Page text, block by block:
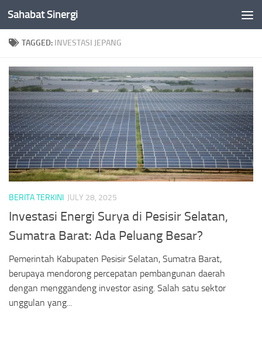
Skip to content
Sahabat Sinergi
TAGGED: INVESTASI JEPANG
BERITA TERKINI JULY 28, 2025
Investasi Energi Surya di Pesisir Selatan,
Sumatra Barat: Ada Peluang Besar?
Pemerintah Kabupaten Pesisir Selatan, Sumatra Barat,
berupaya mendorong percepatan pembangunan daerah
dengan menggandeng investor asing. Salah satu sektor
unggulan yang...